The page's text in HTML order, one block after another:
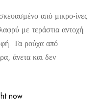
από μικρο-ίνες
με τεράστια αντοχή
Τα ρούχα από
άνετα και δεν
now